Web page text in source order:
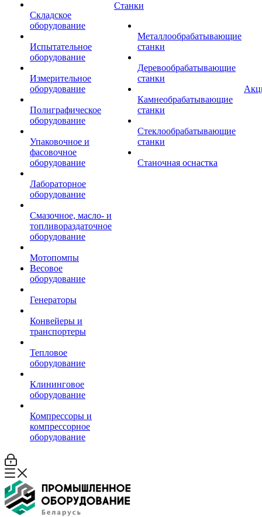
Складское
оборудование
Испытательное
оборудование
Измерительное
оборудование
Полиграфическое
оборудование
Упаковочное и
фасовочное
оборудование
Лабораторное
оборудование
Смазочное, масло- и
топливораздаточное
оборудование
Мотопомпы
Весовое
оборудование
Генераторы
Конвейеры и
транспортеры
Тепловое
оборудование
Клининговое
оборудование
Компрессоры и
компрессорное
оборудование
Станки
Металлообрабатывающие
станки
Деревообрабатывающие
станки
Камнеобрабатывающие
станки
Стеклообрабатывающие
станки
Станочная оснастка